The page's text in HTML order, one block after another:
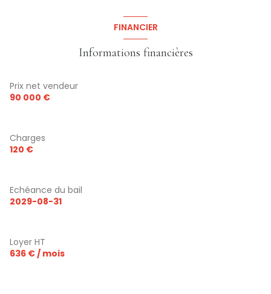
FINANCIER
Informations financières
Prix net vendeur
90 000 €
Charges
120 €
Echéance du bail
2029-08-31
Loyer HT
636 € / mois